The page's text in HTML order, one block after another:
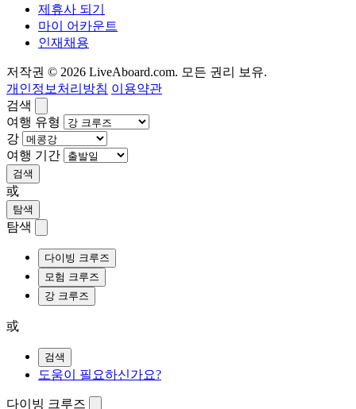
제휴사 되기
마이 어카운트
인재채용
저작권 © 2026 LiveAboard.com. 모든 권리 보유.
개인정보처리방침 이용약관
검색
여행 유형
강
여행 기간
검색
或
탐색
탐색
다이빙 크루즈
모험 크루즈
강 크루즈
或
검색
도움이 필요하신가요?
다이빙 크루즈